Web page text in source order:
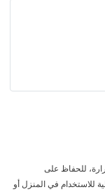
لعزل الحرارة، للحفاظ على
للاستخدام في المنزل أو